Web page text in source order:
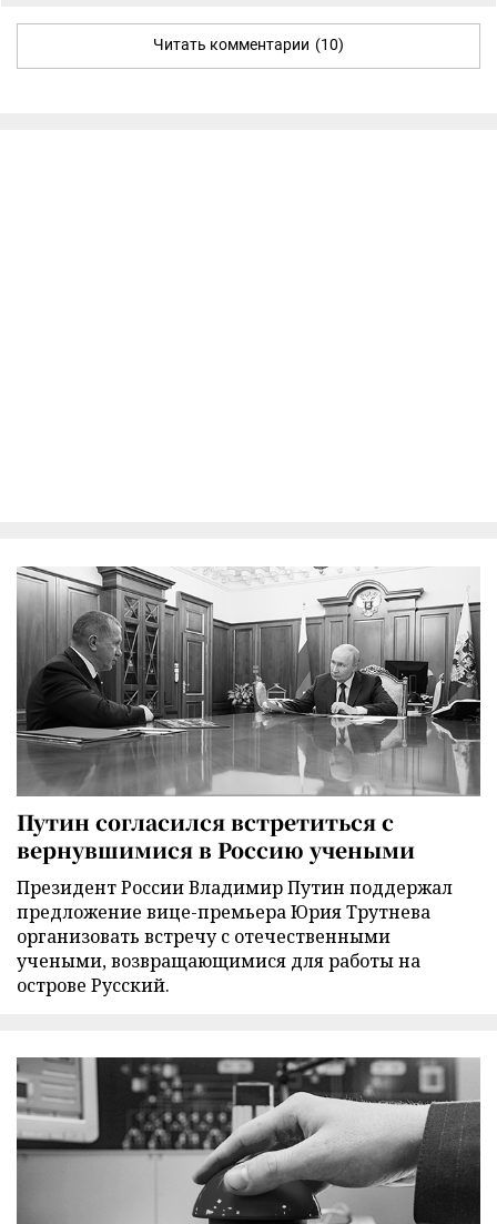
Читать комментарии (10)
Путин согласился встретиться с
вернувшимися в Россию учеными
Президент России Владимир Путин поддержал
предложение вице-премьера Юрия Трутнева
организовать встречу с отечественными
учеными, возвращающимися для работы на
острове Русский.